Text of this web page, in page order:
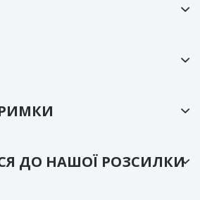
ДО НАШОЇ РОЗСИЛКИ